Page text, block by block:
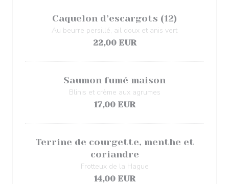
Caquelon d’escargots (12)
Au beurre persillé, ail doux et anis vert
22,00 EUR
Saumon fumé maison
Blinis et crème aux agrumes
17,00 EUR
Terrine de courgette, menthe et
coriandre
Frotteux de la Hague
14,00 EUR